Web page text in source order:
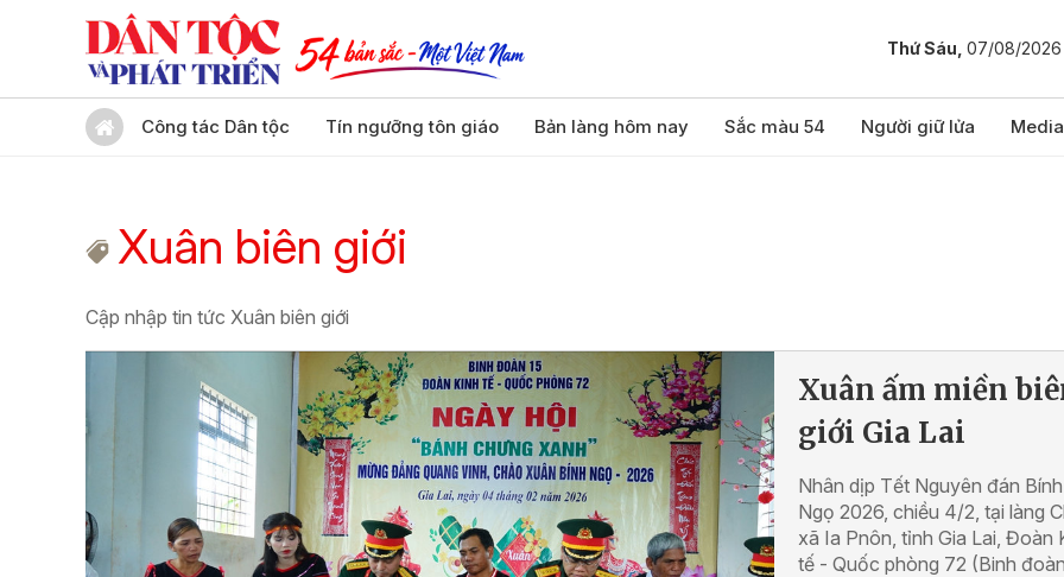
Thứ Sáu, 07/08/2026
Công tác Dân tộc Tín ngưỡng tôn giáo Bản làng hôm nay Sắc màu 54 Người giữ lửa Media
Xuân biên giới
Cập nhập tin tức Xuân biên giới
Xuân ấm miền
giới Gia Lai
Nhân dịp Tết Nguyên đán Bính
Ngọ 2026, chiều 4/2, tại làng
xã Ia Pnôn, tỉnh Gia Lai, Đoàn
tế - Quốc phòng 72 (Binh